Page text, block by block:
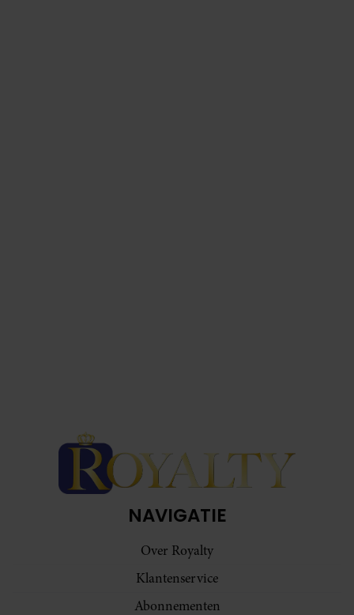
NAVIGATIE
Over Royalty
Klantenservice
Abonnementen